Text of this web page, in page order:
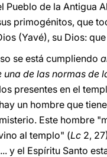
Pueblo de la Antigua
primogénitos, que
(Yavé), su Dios:
se está cumpliendo
de las normas de
presentes en el
un hombre que
Este hombre
al templo" (Lc 2,
y el Espíritu Santo